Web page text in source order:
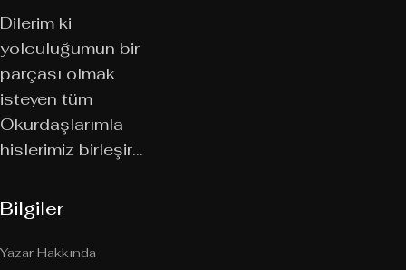
Dilerim ki
yolculuğumun bir
parçası olmak
isteyen tüm
Okurdaşlarımla
hislerimiz birleşir…
Bilgiler
Yazar Hakkında